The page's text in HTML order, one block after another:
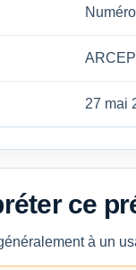
27 mai
ce
à un